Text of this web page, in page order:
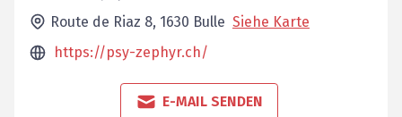
Route de Riaz 8, 1630 Bulle Siehe Karte
https://psy-zephyr.ch/
E-MAIL SENDEN